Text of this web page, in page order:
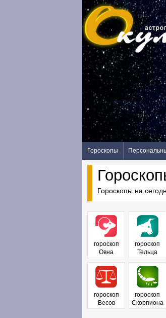
Гороскопы
Гороскопы на
гороскоп
Овна
гороскоп
Тельца
гороскоп
Весов
гороскоп
Скорпиона